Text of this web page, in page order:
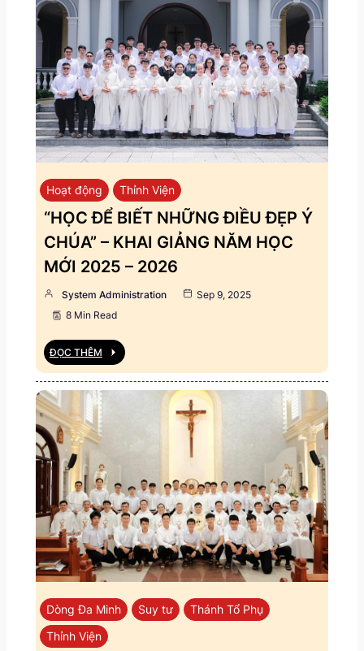
Hoạt động Thỉnh Viện
“HỌC ĐỂ BIẾT NHỮNG ĐIỀU ĐẸP Ý
CHÚA” – KHAI GIẢNG NĂM HỌC
MỚI 2025 – 2026
System Administration
Sep 9, 2025
8 Min Read
ĐỌC THÊM
Dòng Đa Minh Suy tư
Thánh Tổ Phụ
Thỉnh Viện